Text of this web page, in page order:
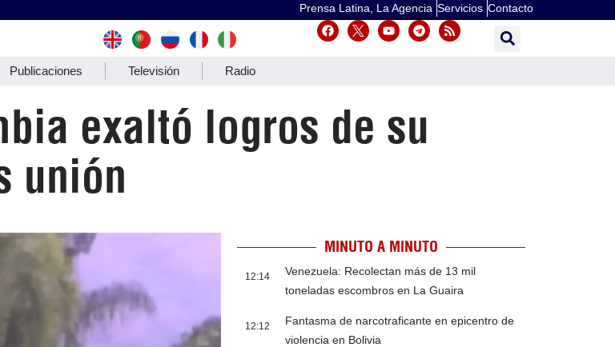
Prensa Latina, La Agencia Servicios Contacto
Publicaciones Televisión Radio
exaltó logros de su
unión
MINUTO A MINUTO
12:14
Venezuela: Recolectan más de 13 mil
toneladas escombros en La Guaira
12:12
Fantasma de narcotraficante en epicentro de
violencia en Bolivia